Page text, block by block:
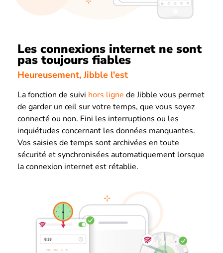
Les connexions internet ne sont
pas toujours fiables
Heureusement, Jibble l'est
La fonction de suivi hors ligne de Jibble vous permet
de garder un œil sur votre temps, que vous soyez
connecté ou non. Fini les interruptions ou les
inquiétudes concernant les données manquantes.
Vos saisies de temps sont archivées en toute
sécurité et synchronisées automatiquement lorsque
la connexion internet est rétablie.